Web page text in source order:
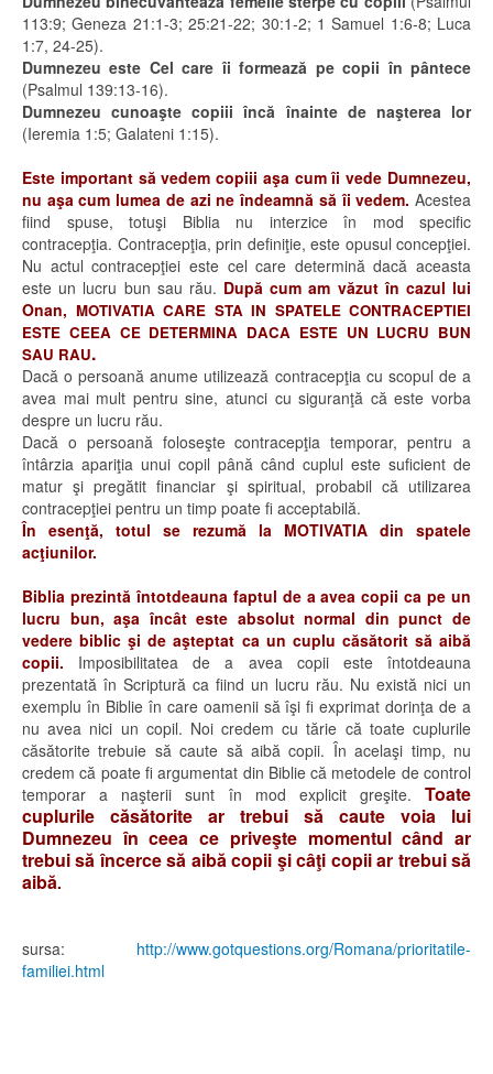
113:9; Geneza 21:1-3; 25:21-22; 30:1-2; 1 Samuel 1:6-8; Luca
1:7, 24-25).
Dumnezeu este Cel care îi formează pe copii în pântece
(Psalmul 139:13-16).
Dumnezeu cunoaşte copiii încă înainte de naşterea lor
(Ieremia 1:5; Galateni 1:15).
Este important să vedem copiii aşa cum îi vede Dumnezeu,
nu aşa cum lumea de azi ne îndeamnă să îi vedem. Acestea
fiind spuse, totuşi Biblia nu interzice în mod specific
contracepţia. Contracepţia, prin definiţie, este opusul concepţiei.
Nu actul contracepţiei este cel care determină dacă aceasta
este un lucru bun sau rău. După cum am văzut în cazul lui
Onan, MOTIVATIA CARE STA IN SPATELE CONTRACEPTIEI
ESTE CEEA CE DETERMINA DACA ESTE UN LUCRU BUN
SAU RAU.
Dacă o persoană anume utilizează contracepţia cu scopul de a
avea mai mult pentru sine, atunci cu siguranţă că este vorba
despre un lucru rău.
Dacă o persoană foloseşte contracepţia temporar, pentru a
întârzia apariţia unui copil până când cuplul este suficient de
matur şi pregătit financiar şi spiritual, probabil că utilizarea
contracepţiei pentru un timp poate fi acceptabilă.
În esenţă, totul se rezumă la MOTIVATIA din spatele
acţiunilor.
Biblia prezintă întotdeauna faptul de a avea copii ca pe un
lucru bun, aşa încât este absolut normal din punct de
vedere biblic şi de aşteptat ca un cuplu căsătorit să aibă
copii. Imposibilitatea de a avea copii este întotdeauna
prezentată în Scriptură ca fiind un lucru rău. Nu există nici un
exemplu în Biblie în care oamenii să îşi fi exprimat dorinţa de a
nu avea nici un copil. Noi credem cu tărie că toate cuplurile
căsătorite trebuie să caute să aibă copii. În acelaşi timp, nu
credem că poate fi argumentat din Biblie că metodele de control
temporar a naşterii sunt în mod explicit greşite. Toate
cuplurile căsătorite ar trebui să caute voia lui
Dumnezeu în ceea ce priveşte momentul când ar
trebui să încerce să aibă copii şi câţi copii ar trebui să
aibă.
sursa: http://www.gotquestions.org/Romana/prioritatile-
familiei.html